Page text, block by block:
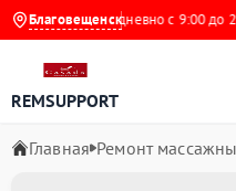
Благовещенск
Яндекс Ежедневно с 9:00 до
REMSUPPORT
Главная Ремонт